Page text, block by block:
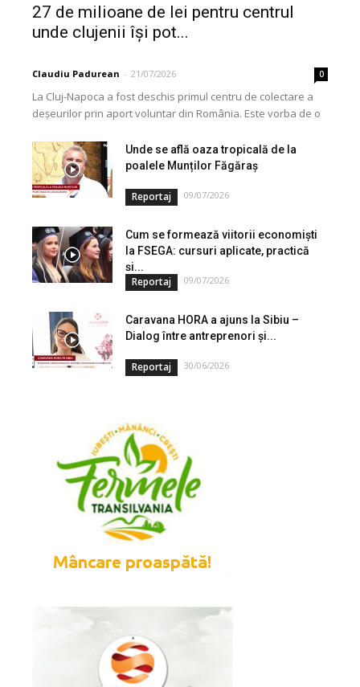
27 de milioane de lei pentru centrul
unde clujenii își pot...
Claudiu Padurean - 21/07/2026 0
La Cluj-Napoca a fost deschis primul centru de colectare a
deșeurilor prin aport voluntar din România. Este vorba de o
Unde se află oaza tropicală de la
poalele Munților Făgăraș
Reportaj 09/07/2026
Cum se formează viitorii economiști
la FSEGA: cursuri aplicate, practică
și...
Reportaj 09/07/2026
Caravana HORA a ajuns la Sibiu –
Dialog între antreprenori și...
Reportaj 30/06/2026